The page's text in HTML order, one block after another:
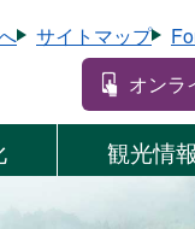
サイトマップ
オンラ
観光情報